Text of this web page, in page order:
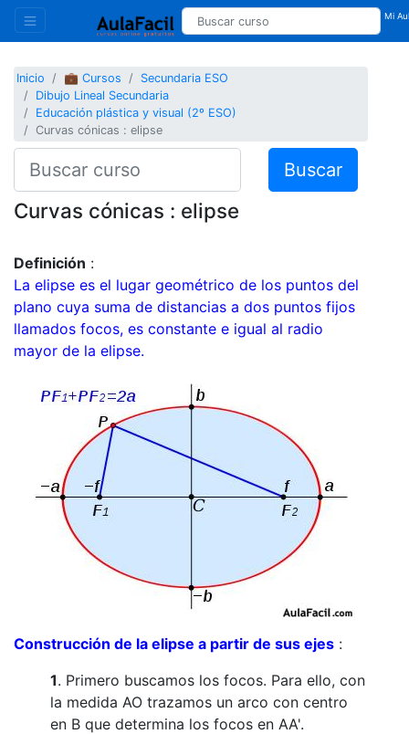
Mi
Inicio 💼 Cursos
Secundaria ESO
Dibujo Lineal Secundaria
Educación plástica y visual (2º ESO)
Curvas cónicas : elipse
Buscar
Curvas cónicas : elipse
Definición :
La elipse es el lugar geométrico de los puntos del
plano cuya suma de distancias a dos puntos fijos
llamados focos, es constante e igual al radio
mayor de la elipse.
Construcción de la elipse a partir de sus ejes :
1. Primero buscamos los focos. Para ello, con
la medida AO trazamos un arco con centro
en B que determina los focos en AA'.